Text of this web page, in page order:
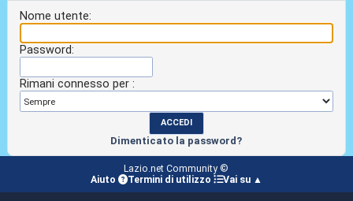
Nome utente:
Password:
Rimani connesso per :
Dimenticato la password?
Lazio.net Community ©
Aiuto
Termini di utilizzo Vai su ▲